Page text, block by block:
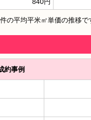
の平均平米㎡単価の推移で
約事例